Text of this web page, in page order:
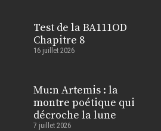
Test de la BA111OD
Chapitre 8
16 juillet 2026
Mu:n Artemis : la
montre poétique qui
décroche la lune
7 juillet 2026